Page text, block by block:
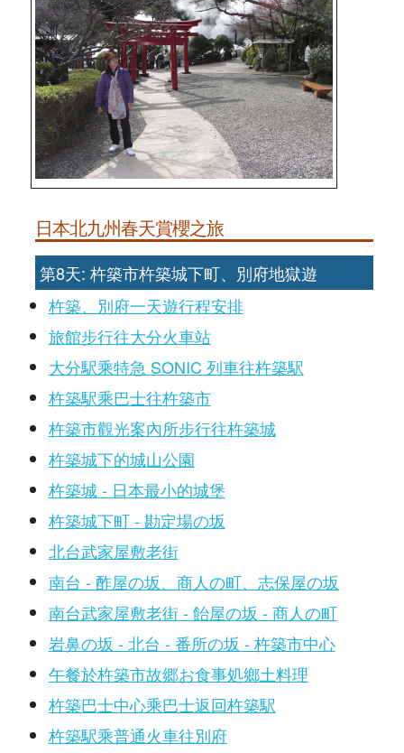
日本北九州春天賞櫻之旅
第8天: 杵築市杵築城下町、別府地獄遊
杵築、別府一天遊行程安排
旅館步行往大分火車站
大分駅乘特急 SONIC 列車往杵築駅
杵築駅乘巴士往杵築市
杵築市觀光案內所步行往杵築城
杵築城下的城山公園
杵築城 - 日本最小的城堡
杵築城下町 - 勘定場の坂
北台武家屋敷老街
南台 - 酢屋の坂、商人の町、志保屋の坂
南台武家屋敷老街 - 飴屋の坂 - 商人の町
岩鼻の坂 - 北台 - 番所の坂 - 杵築市中心
午餐於杵築市故郷お食事処鄉土料理
杵築巴士中心乘巴士返回杵築駅
杵築駅乘普通火車往別府